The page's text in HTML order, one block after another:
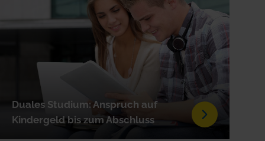
Duales Studium: Anspruch auf
Kindergeld bis zum Abschluss